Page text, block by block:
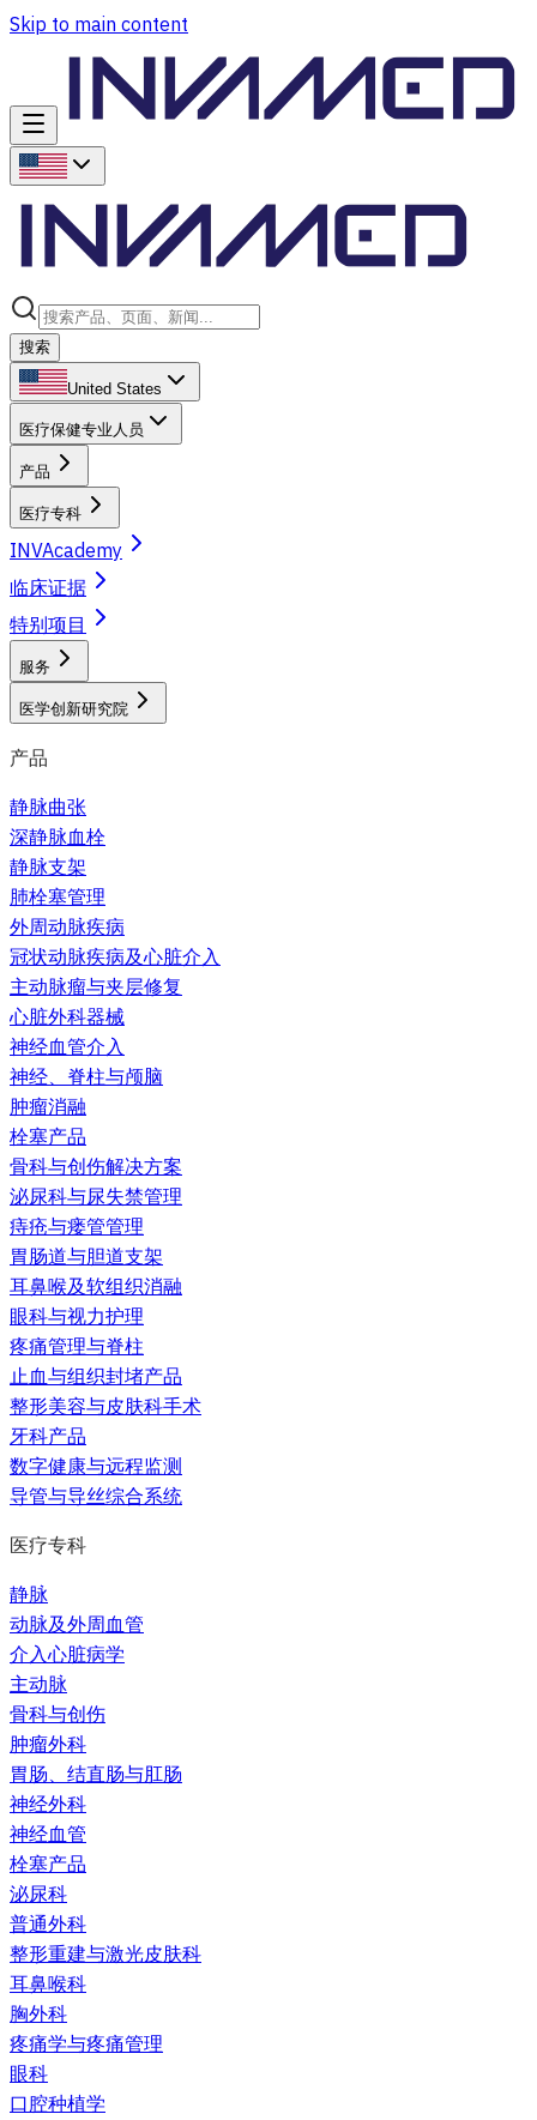
Skip to main content
搜索
United States
医疗保健专业人员
产品
医疗专科
INVAcademy
临床证据
特别项目
服务
医学创新研究院
产品
静脉曲张
深静脉血栓
静脉支架
肺栓塞管理
外周动脉疾病
冠状动脉疾病及心脏介入
主动脉瘤与夹层修复
心脏外科器械
神经血管介入
神经、脊柱与颅脑
肿瘤消融
栓塞产品
骨科与创伤解决方案
泌尿科与尿失禁管理
痔疮与瘘管管理
胃肠道与胆道支架
耳鼻喉及软组织消融
眼科与视力护理
疼痛管理与脊柱
止血与组织封堵产品
整形美容与皮肤科手术
牙科产品
数字健康与远程监测
导管与导丝综合系统
医疗专科
静脉
动脉及外周血管
介入心脏病学
主动脉
骨科与创伤
肿瘤外科
胃肠、结直肠与肛肠
神经外科
神经血管
栓塞产品
泌尿科
普通外科
整形重建与激光皮肤科
耳鼻喉科
胸外科
疼痛学与疼痛管理
眼科
口腔种植学